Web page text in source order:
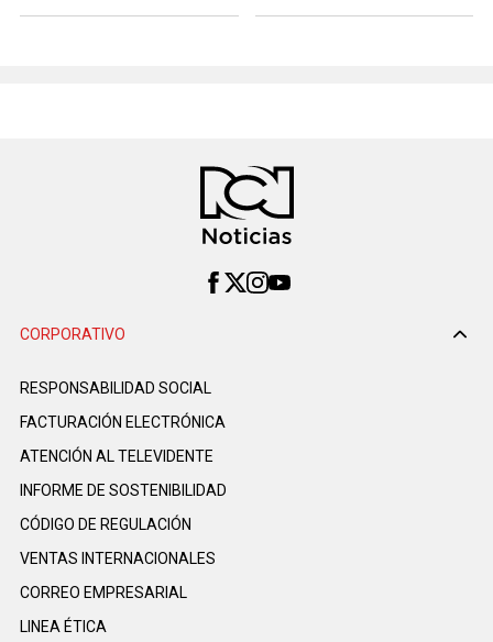
CORPORATIVO
RESPONSABILIDAD SOCIAL
FACTURACIÓN ELECTRÓNICA
ATENCIÓN AL TELEVIDENTE
INFORME DE SOSTENIBILIDAD
CÓDIGO DE REGULACIÓN
VENTAS INTERNACIONALES
CORREO EMPRESARIAL
LINEA ÉTICA